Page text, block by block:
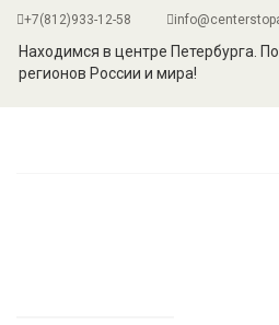
+7(812)933-12-58
Находимся в центре Петербурга.
регионов России и мира!